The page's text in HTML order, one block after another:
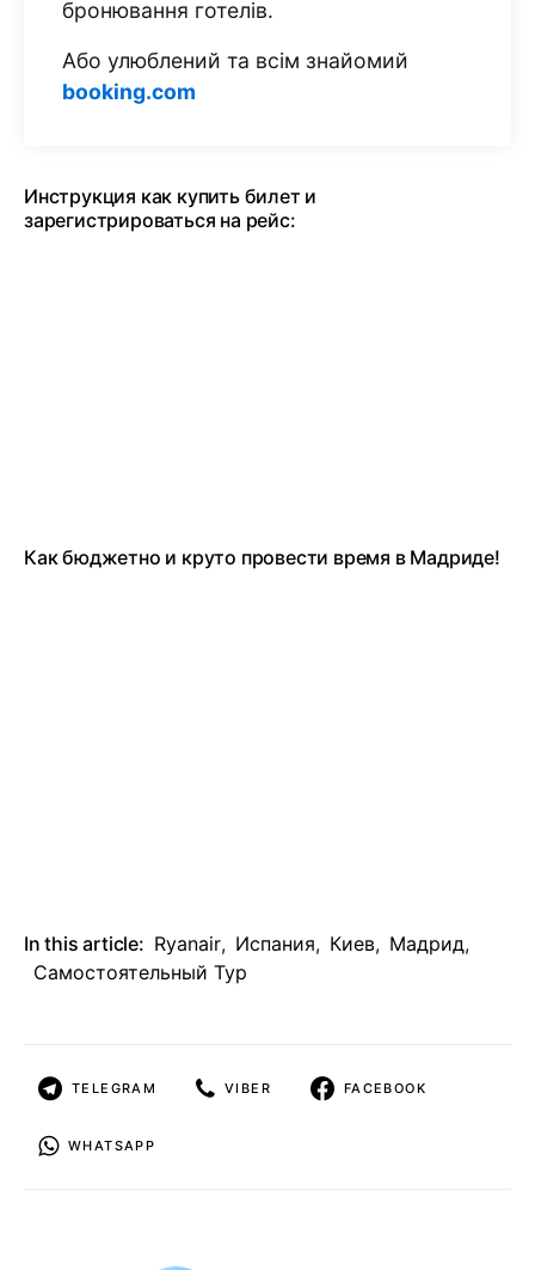
бронювання готелів.
Або улюблений та всім знайомий
booking.com
Инструкция как купить билет и
зарегистрироваться на рейс:
Как бюджетно и круто провести время в Мадриде!
In this article: Ryanair, Испания, Киев, Мадрид,
Самостоятельный Тур
TELEGRAM VIBER FACEBOOK
WHATSAPP